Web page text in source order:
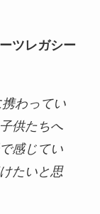
ツレガシー
わってい
供たちへ
感じてい
たいと思